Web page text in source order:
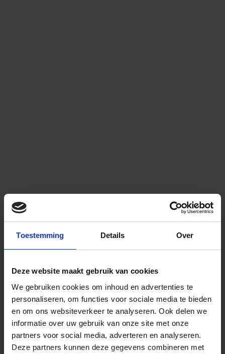
Toestemming Details Over
Deze website maakt gebruik van cookies
We gebruiken cookies om inhoud en advertenties te
personaliseren, om functies voor sociale media te bieden
en om ons websiteverkeer te analyseren. Ook delen we
informatie over uw gebruik van onze site met onze
partners voor social media, adverteren en analyseren.
Deze partners kunnen deze gegevens combineren met